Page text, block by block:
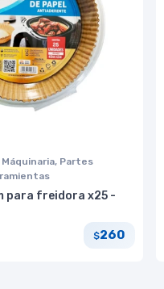
Máquinaria, Partes
para freidora x25 -
$260